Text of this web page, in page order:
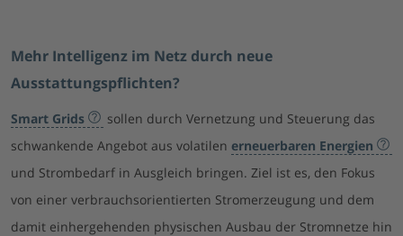
Mehr Intelligenz im Netz durch neue
Ausstattungspflichten?
Smart Grids
sollen durch Vernetzung und Steuerung das
schwankende Angebot aus volatilen erneuerbaren Energien
und Strombedarf in Ausgleich bringen. Ziel ist es, den Fokus
von einer verbrauchsorientierten Stromerzeugung und dem
damit einhergehenden physischen Ausbau der Stromnetze hin